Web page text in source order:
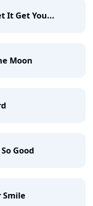
It Get You...
Moon
Good
Smile